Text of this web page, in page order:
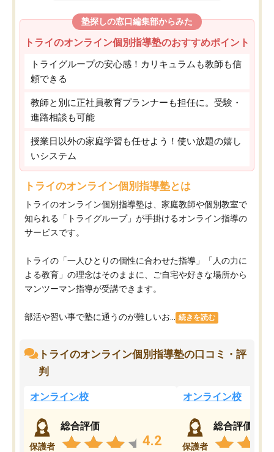
塾探しの窓口編集部からみた
トライのオンライン個別指導塾のおすすめポイント
トライグループの安心感！カリキュラムも教師も信
頼できる
教師と別に正社員教育プランナーも担任に。受験・
進路相談も可能
授業日以外の家庭学習も任せよう！使い放題の嬉し
いシステム
トライのオンライン個別指導塾とは
トライのオンライン個別指導塾は、家庭教師や個別教室で
知られる「トライグループ」が手掛けるオンライン指導の
サービスです。
トライの「一人ひとりの個性に合わせた指導」「人の力に
よる教育」の理念はそのままに、ご自宅や好きな場所から
マンツーマン指導が受講できます。
部活や習い事で塾に通うのが難しいお... 続きを読む
トライのオンライン個別指導塾の口コミ・評
判
オンライン校
保護者
総合評価
4.2
オンライン校
保護者
総合評価